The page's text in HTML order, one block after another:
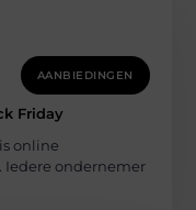
AANBIEDINGEN
Friday
online
Iedere ondernemer